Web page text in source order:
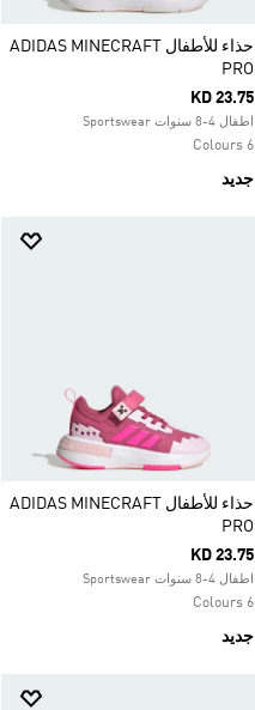
حذاء للأطفال ADIDAS MINECRAFT
PRO
KD 23.75
اطفال 4-8 سنوات Sportswear
6 Colours
جديد
حذاء للأطفال ADIDAS MINECRAFT
PRO
KD 23.75
اطفال 4-8 سنوات Sportswear
6 Colours
جديد